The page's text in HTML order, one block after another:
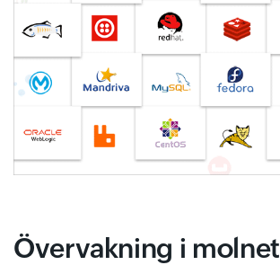
Övervakning i molnet